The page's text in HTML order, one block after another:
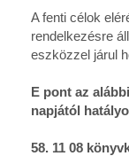
A fenti célok
rendelkezésre
eszközzel járul
E pont az
napjától
58. 11 08